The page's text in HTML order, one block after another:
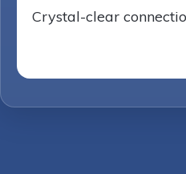
Crystal-clear